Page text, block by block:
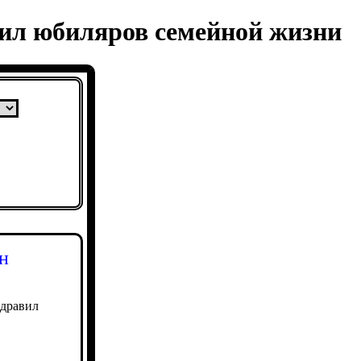
юбиляров семейной жизни